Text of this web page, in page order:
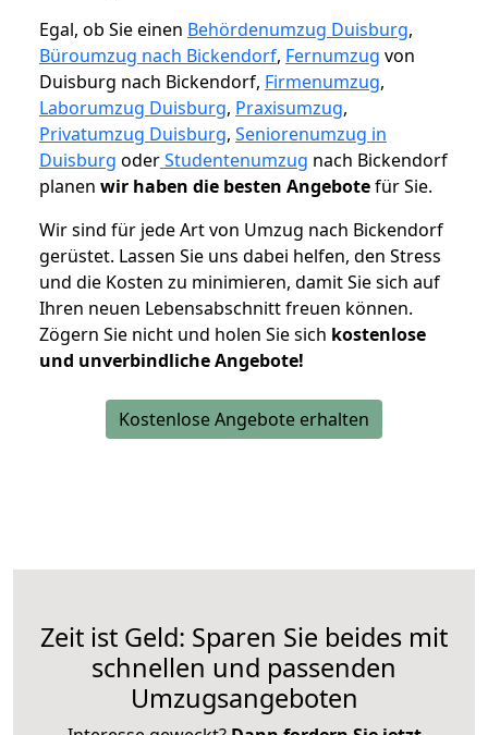
Egal, ob Sie einen Behördenumzug Duisburg,
Büroumzug nach Bickendorf, Fernumzug von
Duisburg nach Bickendorf, Firmenumzug,
Laborumzug Duisburg, Praxisumzug,
Privatumzug Duisburg, Seniorenumzug in
Duisburg oderStudentenumzug nach Bickendorf
planen wir haben die besten Angebotefür Sie.
Wir sind für jede Art von Umzug nach Bickendorf
gerüstet. Lassen Sie uns dabei helfen, den Stress
und die Kosten zu minimieren, damit Sie sich auf
Ihren neuen Lebensabschnitt freuen können.
Zögern Sie nicht und holen Sie sich kostenlose
und unverbindliche Angebote!
Kostenlose Angebote erhalten
Zeit ist Geld: Sparen Sie beides mit
schnellen und passenden
Umzugsangeboten